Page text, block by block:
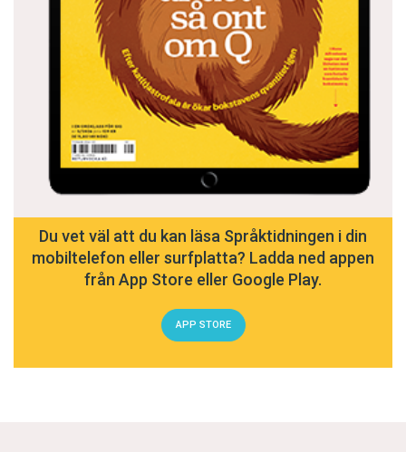
Du vet väl att du kan läsa Språktidningen i din
mobiltelefon eller surfplatta? Ladda ned appen
från App Store eller Google Play.
APP STORE